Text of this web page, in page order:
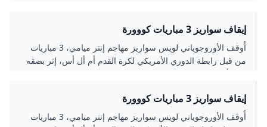
إيقاف سواريز 3 مباريات كووورة
أُوقف الأوروجوياني لويس سواريز مهاجم إنتر ميامي، 3 مباريات
من قبل رابطة الدوري الأمريكي لكرة القدم أم أل أس، إثر بصقه
على أحد مسؤولي نادي سياتل ساوندرز خلال مواجهتهما في نهائي
إيقاف سواريز 3 مباريات كووورة
أُوقف الأوروجوياني لويس سواريز مهاجم إنتر ميامي، 3 مباريات